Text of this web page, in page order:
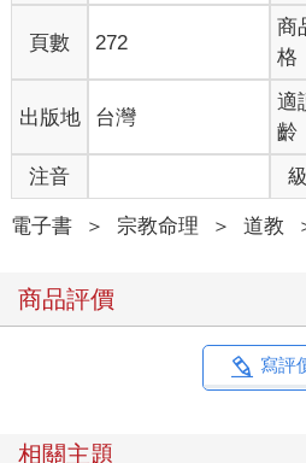
啊、吃美食喝下午茶自拍啊，甚至
類的場合時，一頭烏黑亮麗的頭髮再
嘛，所以古代的道士們對於頭髮的保
為了整體顏值的提升（欸不是），
早以前的記載當中就有了這個保養
看似簡單，其實卻是自成一個小系
以追溯到古上清經的修練體系。
那麼事不宜遲，這次要打開的講義是
‧理髮向王，既櫛之初而微祝曰：‧
頁數 272
商
格
出版地 台灣
適
齡
注音
電子書 ＞ 宗教命理 ＞ 道教
商品評價
寫評
相關主題